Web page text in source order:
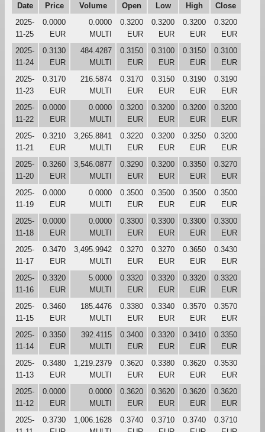
Date Price Volume Open Low High
Close
2025-
11-25
0.0000
EUR
0.0000
MULTI
0.3200
EUR
0.3200
EUR
0.3200
EUR
0.3200
EUR
2025-
11-24
0.3130
EUR
484.4287
MULTI
0.3150
EUR
0.3100
EUR
0.3150
EUR
0.3100
EUR
2025-
11-23
0.3170
EUR
216.5874
MULTI
0.3170
EUR
0.3150
EUR
0.3190
EUR
0.3190
EUR
2025-
11-22
0.0000
EUR
0.0000
MULTI
0.3200
EUR
0.3200
EUR
0.3200
EUR
0.3200
EUR
2025-
11-21
0.3210
EUR
3,265.8841
MULTI
0.3220
EUR
0.3200
EUR
0.3250
EUR
0.3200
EUR
2025-
11-20
0.3260
EUR
3,546.0877
MULTI
0.3290
EUR
0.3200
EUR
0.3350
EUR
0.3270
EUR
2025-
11-19
0.0000
EUR
0.0000
MULTI
0.3500
EUR
0.3500
EUR
0.3500
EUR
0.3500
EUR
2025-
11-18
0.0000
EUR
0.0000
MULTI
0.3300
EUR
0.3300
EUR
0.3300
EUR
0.3300
EUR
2025-
11-17
0.3470
EUR
3,495.9942
MULTI
0.3270
EUR
0.3270
EUR
0.3650
EUR
0.3430
EUR
2025-
11-16
0.3320
EUR
5.0000
MULTI
0.3320
EUR
0.3320
EUR
0.3320
EUR
0.3320
EUR
2025-
11-15
0.3460
EUR
185.4476
MULTI
0.3380
EUR
0.3340
EUR
0.3570
EUR
0.3570
EUR
2025-
11-14
0.3350
EUR
392.4115
MULTI
0.3400
EUR
0.3320
EUR
0.3410
EUR
0.3350
EUR
2025-
11-13
0.3480
EUR
1,219.2379
MULTI
0.3620
EUR
0.3380
EUR
0.3620
EUR
0.3530
EUR
2025-
11-12
0.0000
EUR
0.0000
MULTI
0.3620
EUR
0.3620
EUR
0.3620
EUR
0.3620
EUR
2025-
0.3730
1,006.1628
0.3740
0.3710
0.3740
0.3710